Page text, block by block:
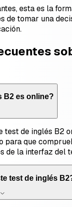
esta es la
de tomar una
B2 es online?
test de inglés B2
para que
de la interfaz del
test de inglés